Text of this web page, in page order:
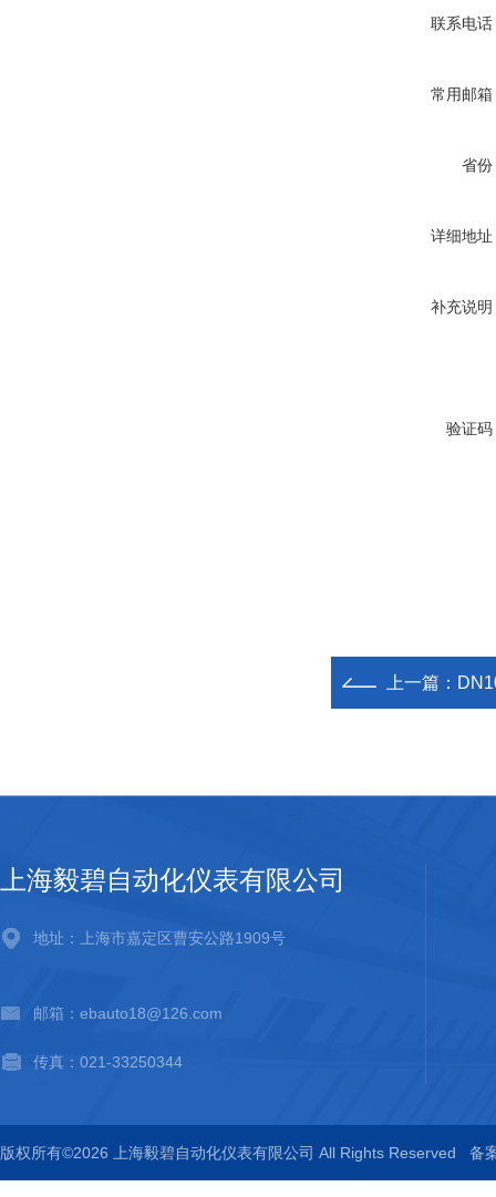
联系电话
常用邮箱
省份
详细地址
补充说明
验证码
上一篇：
上海毅碧自动化仪表有限公司
地址：上海市嘉定区曹安公路1909号
邮箱：ebauto18@126.com
传真：021-33250344
版权所有©2026 上海毅碧自动化仪表有限公司 All Rights Reserved 备